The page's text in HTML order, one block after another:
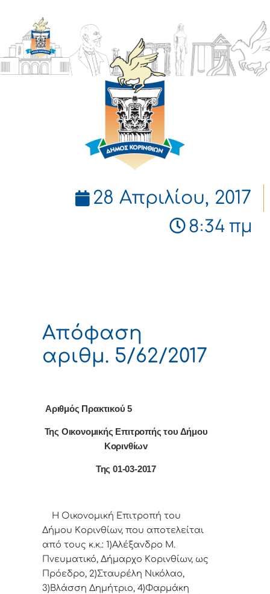
ΔΗΜΟΣ
ΚΟΡΙΝΘΙΩΝ
28 Απριλίου, 2017
8:34 πμ
Απόφαση
αριθμ. 5/62/2017
Αριθμός Πρακτικού 5
Της Οικονομικής Επιτρoπής τoυ Δήμoυ
Κoριvθίωv
Της 01-03-2017
Η Οικονομική Επιτρoπή τoυ
Δήμoυ Κoριvθίωv, πoυ απoτελείται
από τoυς κ.κ.: 1)Αλέξανδρο Μ.
Πνευματικό, Δήμαρχo Κoριvθίωv, ως
Πρόεδρo, 2)Σταυρέλη Νικόλαο,
3)Βλάσση Δημήτριο, 4)Φαρμάκη